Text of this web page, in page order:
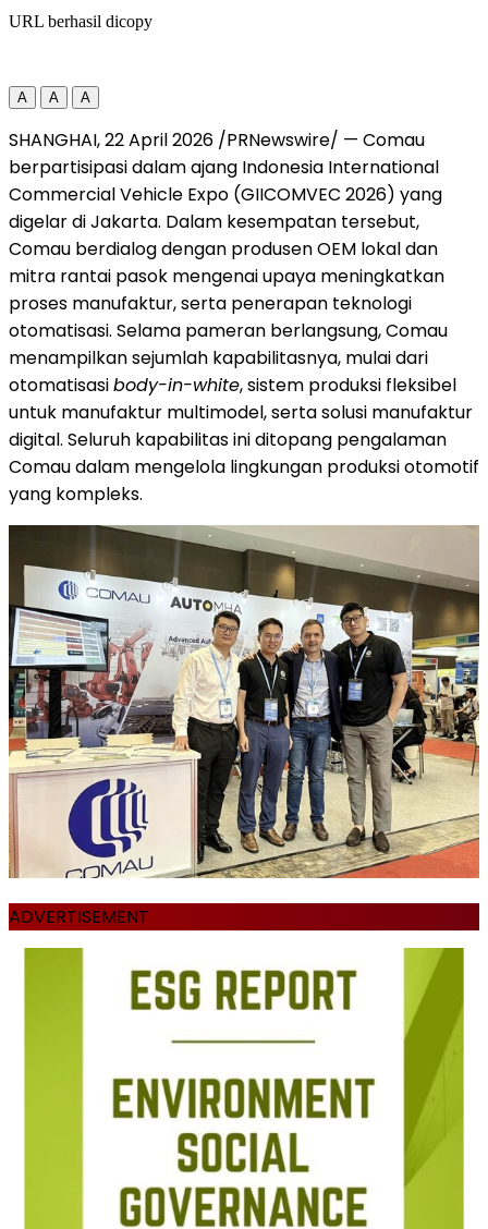
URL berhasil dicopy
A A A
SHANGHAI, 22 April 2026 /PRNewswire/ — Comau
berpartisipasi dalam ajang Indonesia International
Commercial Vehicle Expo (GIICOMVEC 2026) yang
digelar di Jakarta. Dalam kesempatan tersebut,
Comau berdialog dengan produsen OEM lokal dan
mitra rantai pasok mengenai upaya meningkatkan
proses manufaktur, serta penerapan teknologi
otomatisasi. Selama pameran berlangsung, Comau
menampilkan sejumlah kapabilitasnya, mulai dari
otomatisasibody-in-white, sistem produksi fleksibel
untuk manufaktur multimodel, serta solusi manufaktur
digital. Seluruh kapabilitas ini ditopang pengalaman
Comau dalam mengelola lingkungan produksi otomotif
yang kompleks.
ADVERTISEMENT